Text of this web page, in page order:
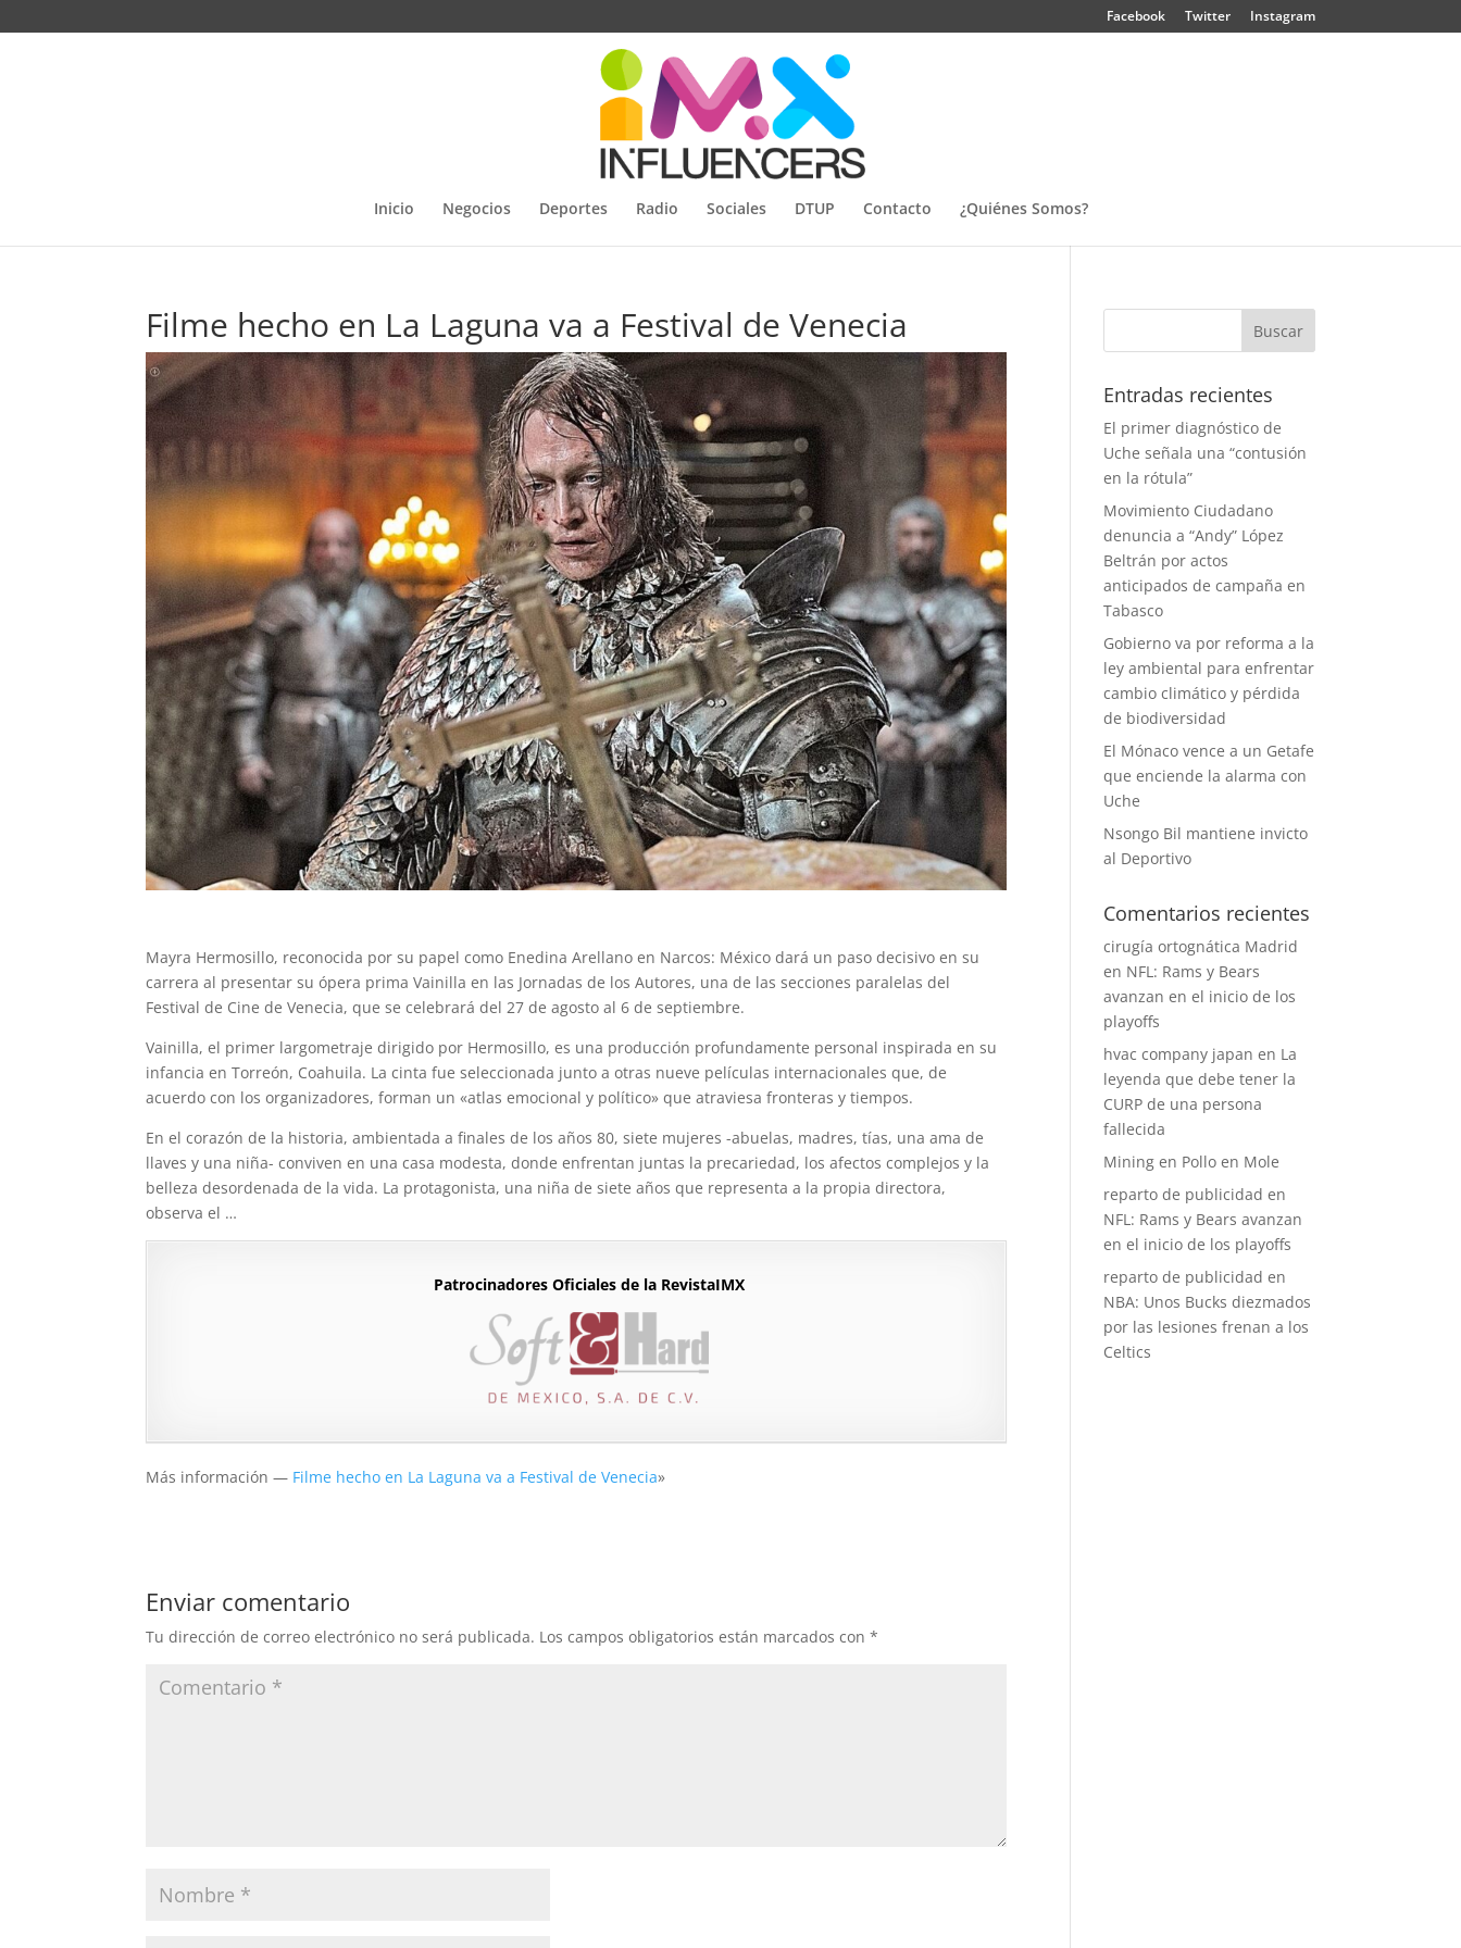
Facebook Twitter Instagram
Inicio Negocios Deportes Radio Sociales DTUP Contacto ¿Quiénes Somos?
Filme hecho en La Laguna va a Festival de Venecia
Mayra Hermosillo, reconocida por su papel como Enedina Arellano en Narcos: México dará un paso decisivo en su
carrera al presentar su ópera prima Vainilla en las Jornadas de los Autores, una de las secciones paralelas del
Festival de Cine de Venecia, que se celebrará del 27 de agosto al 6 de septiembre.
Vainilla, el primer largometraje dirigido por Hermosillo, es una producción profundamente personal inspirada en su
infancia en Torreón, Coahuila. La cinta fue seleccionada junto a otras nueve películas internacionales que, de
acuerdo con los organizadores, forman un «atlas emocional y político» que atraviesa fronteras y tiempos.
En el corazón de la historia, ambientada a finales de los años 80, siete mujeres -abuelas, madres, tías, una ama de
llaves y una niña- conviven en una casa modesta, donde enfrentan juntas la precariedad, los afectos complejos y la
belleza desordenada de la vida. La protagonista, una niña de siete años que representa a la propia directora,
observa el …
Patrocinadores Oficiales de la RevistaIMX
Más información — Filme hecho en La Laguna va a Festival de Venecia»
Enviar comentario
Tu dirección de correo electrónico no será publicada. Los campos obligatorios están marcados con*
Entradas recientes
El primer diagnóstico de
Uche señala una “contusión
en la rótula”
Movimiento Ciudadano
denuncia a “Andy” López
Beltrán por actos
anticipados de campaña en
Tabasco
Gobierno va por reforma a la
ley ambiental para enfrentar
cambio climático y pérdida
de biodiversidad
El Mónaco vence a un Getafe
que enciende la alarma con
Uche
Nsongo Bil mantiene invicto
al Deportivo
Comentarios recientes
cirugía ortognática Madrid
en NFL: Rams y Bears
avanzan en el inicio de los
playoffs
hvac company japan en La
leyenda que debe tener la
CURP de una persona
fallecida
Mining en Pollo en Mole
reparto de publicidad en
NFL: Rams y Bears avanzan
en el inicio de los playoffs
reparto de publicidad en
NBA: Unos Bucks diezmados
por las lesiones frenan a los
Celtics